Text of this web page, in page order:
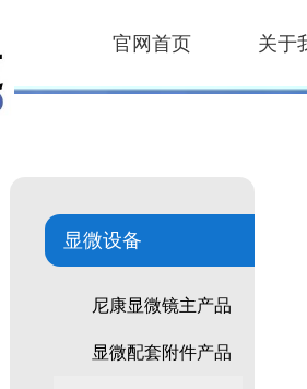
官网首页 关于
显微设备
尼康显微镜主产品
显微配套附件产品